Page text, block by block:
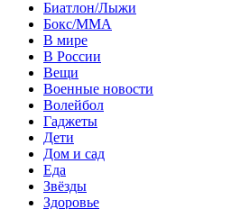
Биатлон/Лыжи
Бокс/MMA
В мире
В России
Вещи
Военные новости
Волейбол
Гаджеты
Дети
Дом и сад
Еда
Звёзды
Здоровье